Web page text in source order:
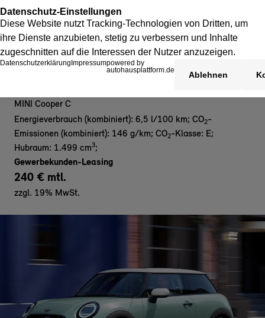
MINI Cooper C
Energieverbrauch (kombiniert): 6,5 l/100 km; CO2-
Emissionen (kombiniert): 146 g/km; CO2-Klasse: E;
Hubraum: 1.499 cm3;
Gewerbekunden-Leasing
240 € mtl.
zzgl. 19% MwSt.